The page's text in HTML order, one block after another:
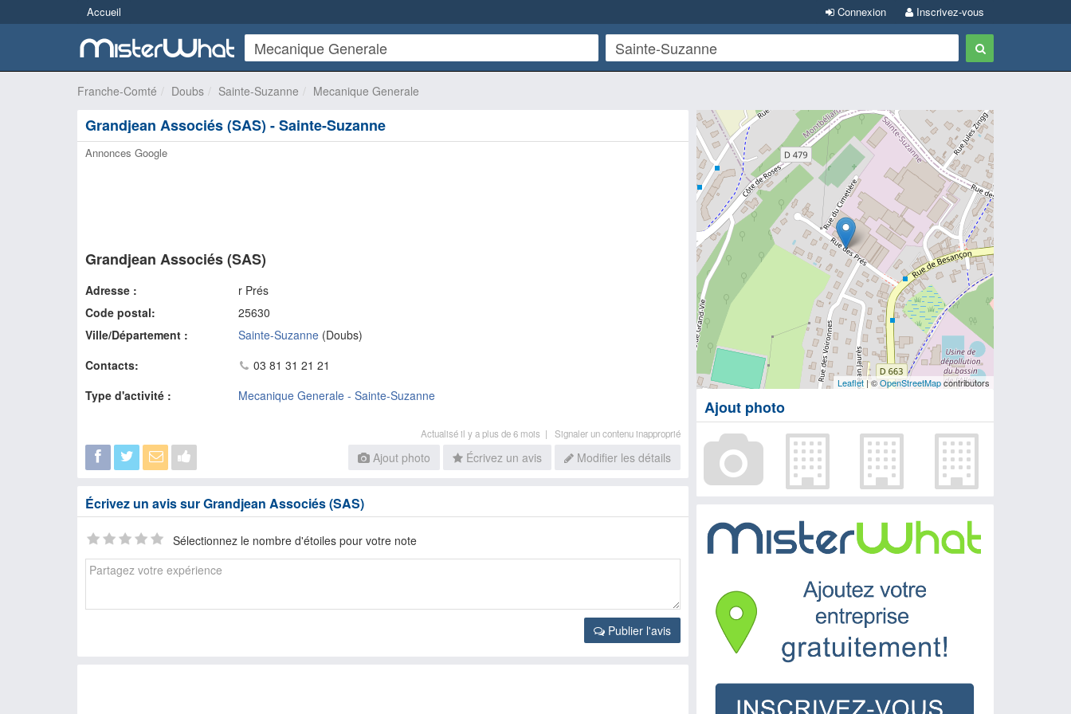
Accueil Inscrivez-vous
Connexion
Franche-Comté Doubs Sainte-Suzanne Mecanique Generale
Grandjean Associés (SAS) - Sainte-Suzanne
Annonces Google
Grandjean Associés (SAS)
Adresse :
r Prés
Code postal:
25630
Ville/Département :
Sainte-Suzanne(Doubs)
Contacts:
03 81 31 21 21
Type d'activité :
Mecanique Generale - Sainte-Suzanne
Actualisé il y a plus de 6 mois | Signaler un contenu inapproprié
Ajout photo Écrivez un avis Modifier les détails
Écrivez un avis sur Grandjean Associés (SAS)
Sélectionnez le nombre d'étoiles pour votre note
Publier l'avis
Leaflet| ©OpenStreetMapcontributors
Ajout photo